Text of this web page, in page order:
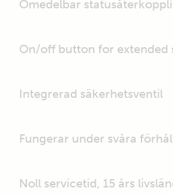
Omedelbar
On/off button for extended
Integrerad säkerhetsventil
Fungerar under svåra
Noll servicetid, 15 års